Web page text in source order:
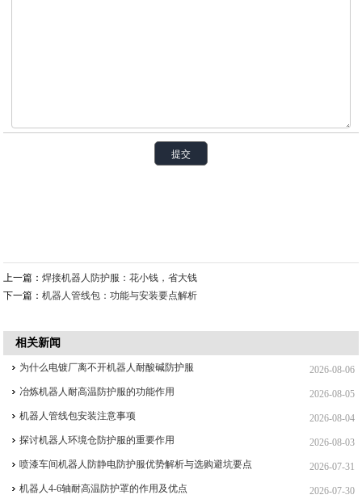
上一篇：焊接机器人防护服：花小钱，省大钱
下一篇：机器人管线包：功能与安装要点解析
相关新闻
2026-08-06
为什么电镀厂离不开机器人耐酸碱防护服
2026-08-05
冶炼机器人耐高温防护服的功能作用
2026-08-04
机器人管线包安装注意事项
2026-08-03
探讨机器人环境仓防护服的重要作用
2026-07-31
喷漆车间机器人防静电防护服优势解析与选购避坑要点
2026-07-30
机器人4-6轴耐高温防护罩的作用及优点